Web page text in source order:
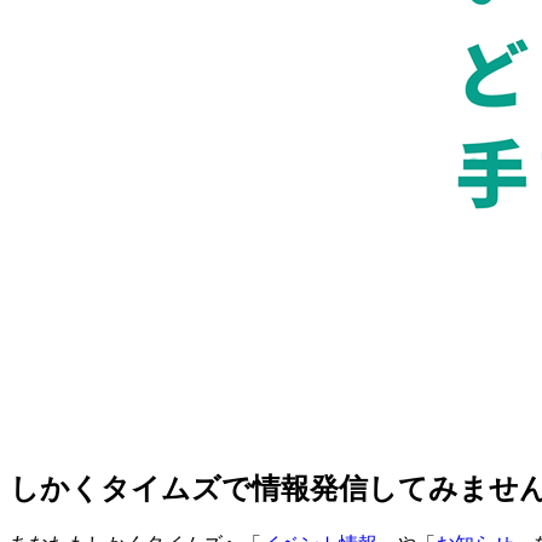
しかくタイムズで情報発信してみませ